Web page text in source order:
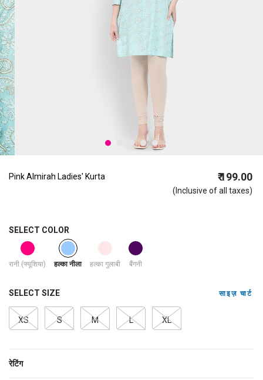
Pink Almirah Ladies' Kurta ₹ 199.00
(Inclusive of all taxes)
SELECT COLOR
रानी (फ्यूशिया)
selected
हल्का नीला हल्का गुलाबी बैंगनी
SELECT SIZE साइज़ चार्ट
XS S M L XL
रेटिंग